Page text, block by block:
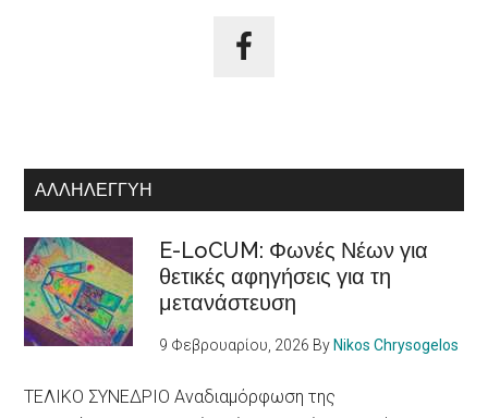
ΑΛΛΗΛΕΓΓΎΗ
E-LoCUM: Φωνές Νέων για
θετικές αφηγήσεις για τη
μετανάστευση
9 Φεβρουαρίου, 2026 By Nikos Chrysogelos
ΤΕΛΙΚΟ ΣΥΝΕΔΡΙΟ Αναδιαμόρφωση της